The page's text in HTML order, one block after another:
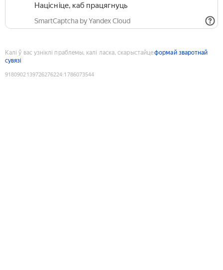
Націсніце, каб працягнуць
SmartCaptcha by Yandex Cloud
Калі ў вас узніклі праблемы, калі ласка, скарыстайцеформай зваротнай
сувязі
9180902139726276224:1786073544